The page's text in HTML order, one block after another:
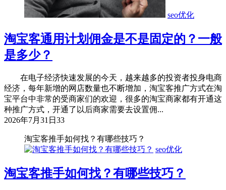
seo优化
淘宝客通用计划佣金是不是固定的？一般
是多少？
在电子经济快速发展的今天，越来越多的投资者投身电商
经济，每年新增的网店数量也不断增加，淘宝客推广方式在淘
宝平台中非常的受商家们的欢迎，很多的淘宝商家都有开通这
种推广方式，开通了以后商家需要去设置佣...
2026年7月31日 33
淘宝客推手如何找？有哪些技巧？
seo优化
淘宝客推手如何找？有哪些技巧？